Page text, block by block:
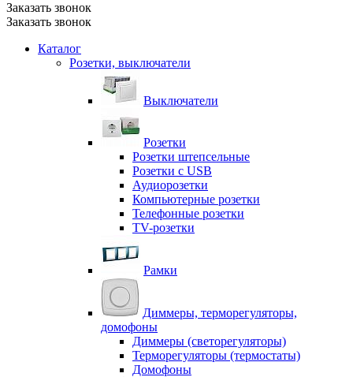
Заказать звонок
Заказать звонок
Каталог
Розетки, выключатели
Выключатели
Розетки
Розетки штепсельные
Розетки с USB
Аудиорозетки
Компьютерные розетки
Телефонные розетки
TV-розетки
Рамки
Диммеры, терморегуляторы,
домофоны
Диммеры (светорегуляторы)
Терморегуляторы (термостаты)
Домофоны